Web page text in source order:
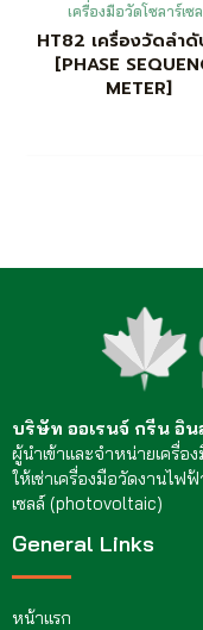
เครื่องมือวัดโซลาร์เซ
HT82 เครื่องวัดลำ
[PHASE
METER]
บริษัท ออเรนจ์ กรีน อิ
ผู้นำเข้าและจำหน่ายเครื่
ให้เช่าเครื่องมือวัดงานไฟ
เซลล์ (photovoltaic)
General Links
หน้าแรก